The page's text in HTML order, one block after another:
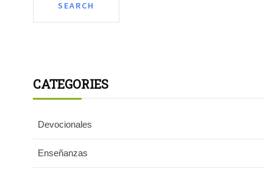
CATEGORIES
Devocionales
Enseñanzas